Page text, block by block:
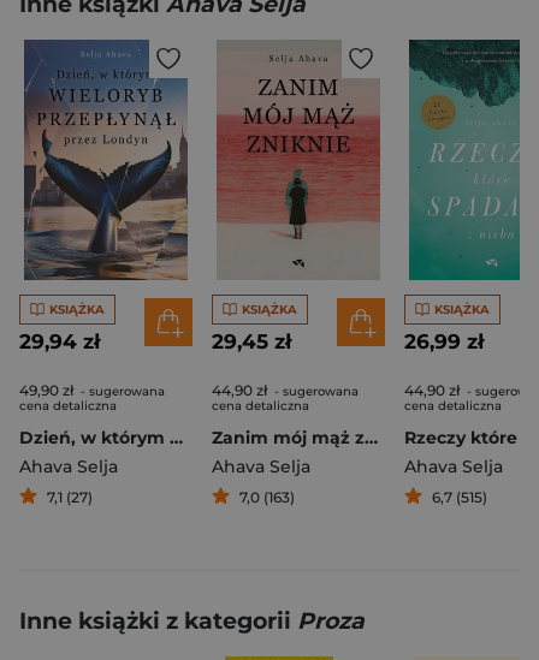
KSIĄŻKA
29,94 zł
49,90 zł - sugerowana
cena detaliczna
Dzień, w którym wieloryb przepłynął przez Londyn
Ahava Selja
7,1 (27)
KSIĄŻKA
29,45 zł
44,90 zł - sugerowana
cena detaliczna
Zanim mój mąż zniknie
Ahava Selja
7,0 (163)
KSIĄŻKA
26,99 zł
44,90 zł -
cena detaliczna
Ahava Selja
6,7 (515)
Inne książki z kategorii Proza